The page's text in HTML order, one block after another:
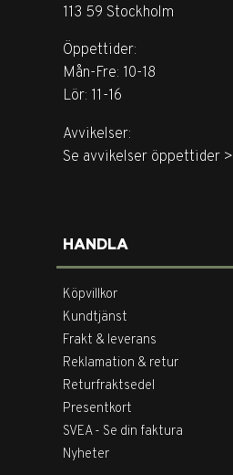
113 59 Stockholm
Öppettider:
Mån-Fre: 10-18
Lör: 11-16
Avvikelser:
Se avvikelser öppettider >
HANDLA
Köpvillkor
Kundtjänst
Frakt & leverans
Reklamation & retur
Returfraktsedel
Presentkort
SVEA - Se din faktura
Nyheter